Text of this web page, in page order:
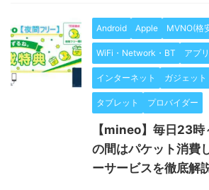
Android Apple MVNO(格
WiFi・Network・BT アプ
インターネット ガジェット
タブレット プロバイダー
【mineo】毎日23
の間はパケット消費
ーサービスを徹底解